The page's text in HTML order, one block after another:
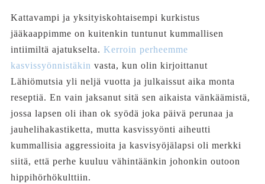
Kattavampi ja yksityiskohtaisempi kurkistus
jääkaappimme on kuitenkin tuntunut kummallisen
intiimiltä ajatukselta. Kerroin perheemme
kasvissyönnistäkin vasta, kun olin kirjoittanut
Lähiömutsia yli neljä vuotta ja julkaissut aika monta
reseptiä. En vain jaksanut sitä sen aikaista vänkäämistä,
jossa lapsen oli ihan ok syödä joka päivä perunaa ja
jauhelihakastiketta, mutta kasvissyönti aiheutti
kummallisia aggressioita ja kasvisyöjälapsi oli merkki
siitä, että perhe kuuluu vähintäänkin johonkin outoon
hippihörhökulttiin.